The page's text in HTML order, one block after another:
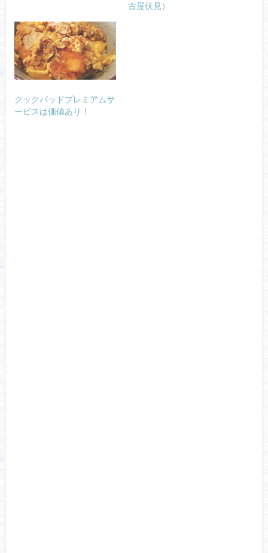
古屋伏見）
クックパッドプレミアムサ
ービスは価値あり！